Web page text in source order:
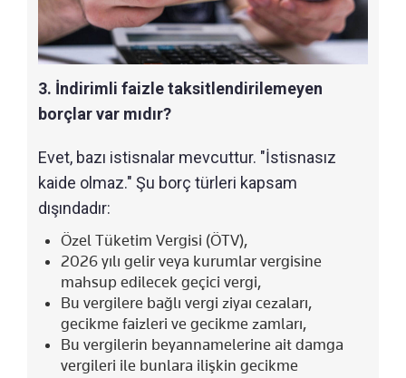
3. İndirimli faizle taksitlendirilemeyen
borçlar var mıdır?
Evet, bazı istisnalar mevcuttur. "İstisnasız
kaide olmaz." Şu borç türleri kapsam
dışındadır:
Özel Tüketim Vergisi (ÖTV),
2026 yılı gelir veya kurumlar vergisine
mahsup edilecek geçici vergi,
Bu vergilere bağlı vergi ziyaı cezaları,
gecikme faizleri ve gecikme zamları,
Bu vergilerin beyannamelerine ait damga
vergileri ile bunlara ilişkin gecikme